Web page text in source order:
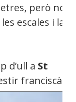
però no
escales i la
d’ull a St
franciscà